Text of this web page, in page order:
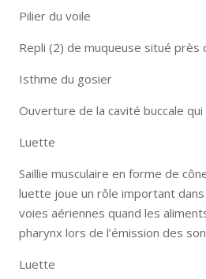
Pilier du voile
Repli (2) de muqueuse situé près
Isthme du gosier
Ouverture de la cavité buccale
Luette
Saillie musculaire en forme de
luette joue un rôle important
voies aériennes quand les
pharynx lors de l’émission des
Luette